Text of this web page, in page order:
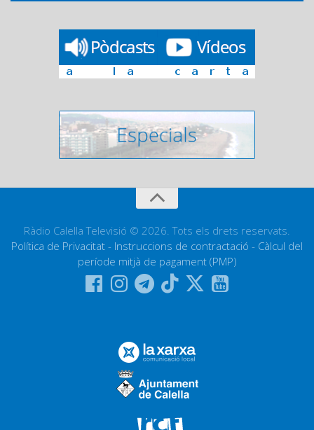
Ràdio Calella Televisió © 2026. Tots els drets reservats.
Política de Privacitat - Instruccions de contractació - Càlcul del
període mitjà de pagament (PMP)